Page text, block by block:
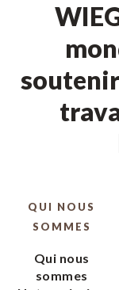
QUI NOUS
SOMMES
Qui nous
sommes